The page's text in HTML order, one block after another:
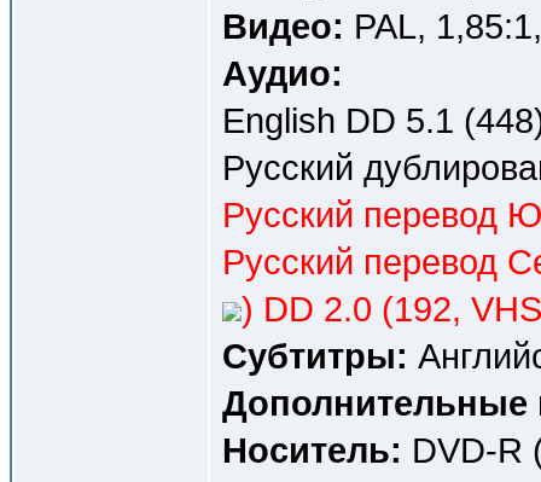
Видео: PAL,
Аудио:
English DD 5.1
Русский
Русский перевод
Русский перевод
) DD 2.0 (192,
Субтитры:
Дополнительные
Носитель: DVD-R